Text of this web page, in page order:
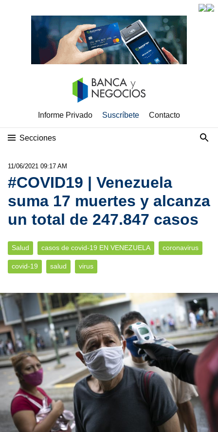
Informe Privado Suscríbete Contacto
Secciones
11/06/2021 09:17 AM
#COVID19 | Venezuela
suma 17 muertes y alcanza
un total de 247.847 casos
Salud casos de covid-19 EN VENEZUELA coronavirus
covid-19 salud virus